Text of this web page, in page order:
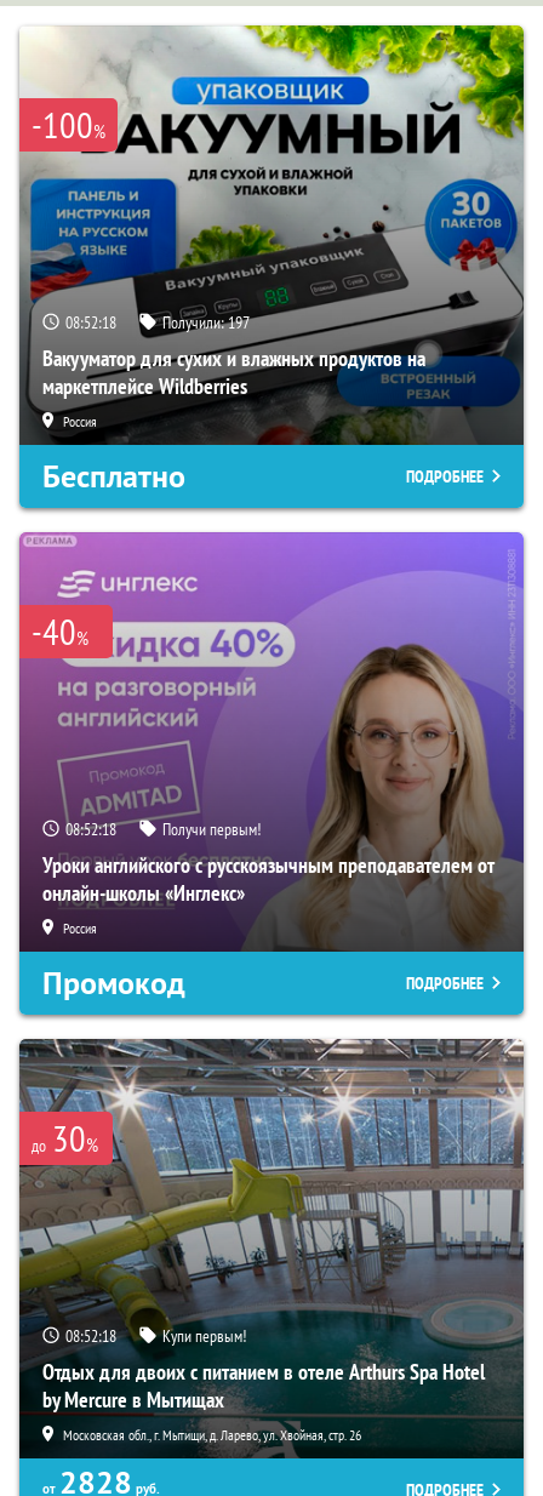
-100%
08:52:17 Получили:197
Вакууматор для сухих и влажных продуктов на
маркетплейсе Wildberries
Россия
Бесплатно ПОДРОБНЕЕ
-40%
08:52:17 Получи первым!
Уроки английского с русскоязычным преподавателем от
онлайн-школы «Инглекс»
Россия
Промокод ПОДРОБНЕЕ
до 30%
08:52:17 Купи первым!
Отдых для двоих с питанием в отеле Arthurs Spa Hotel
by Mercure в Мытищах
Московская обл., г. Мытищи, д. Ларево, ул. Хвойная, стр. 26
от 2828 руб. ПОДРОБНЕЕ